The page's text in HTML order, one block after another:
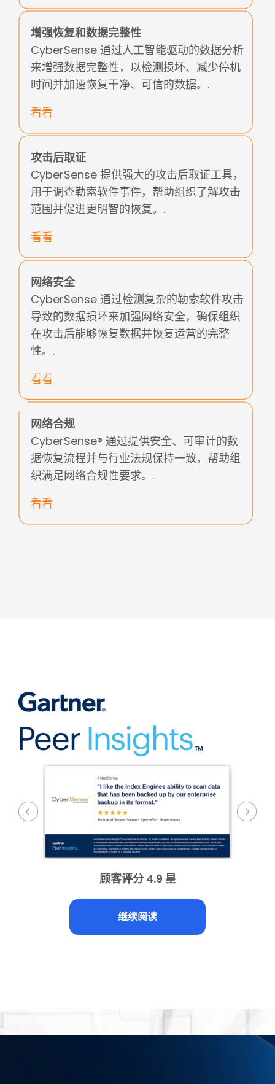
增强恢复和数据完整性
CyberSense 通过人工智能驱动的数据分析
来增强数据完整性，以检测损坏、减少停机
时间并加速恢复干净、可信的数据。.
看看
攻击后取证
CyberSense 提供强大的攻击后取证工具，
用于调查勒索软件事件，帮助组织了解攻击
范围并促进更明智的恢复。.
看看
网络安全
CyberSense 通过检测复杂的勒索软件攻击
导致的数据损坏来加强网络安全，确保组织
在攻击后能够恢复数据并恢复运营的完整
性。.
看看
网络合规
CyberSense® 通过提供安全、可审计的数
据恢复流程并与行业法规保持一致，帮助组
织满足网络合规性要求。.
看看
顾客评分 4.9 星
继续阅读